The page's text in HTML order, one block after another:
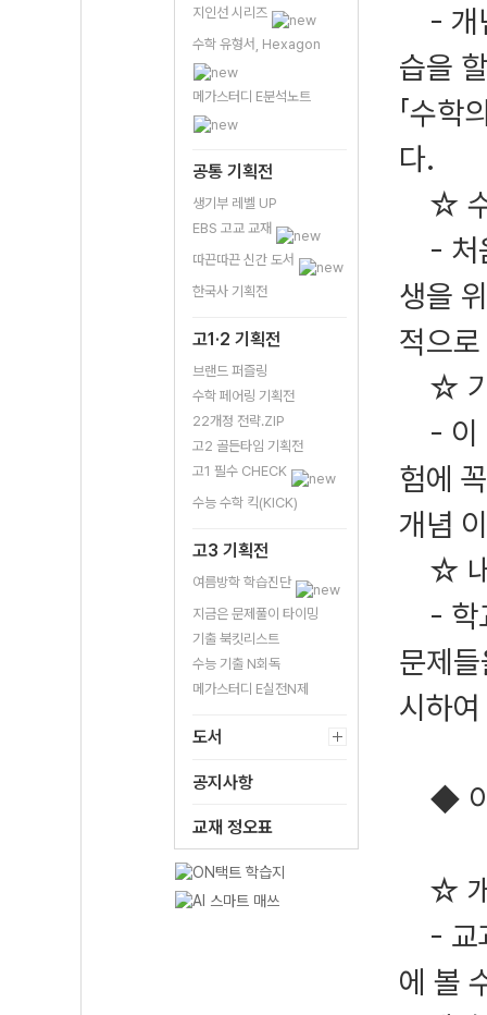
지인선 시리즈
수학 유형서, Hexagon
메가스터디 E분석노트
공통 기획전
생기부 레벨 UP
EBS 고교 교재
따끈따끈 신간 도서
한국사 기획전
고1·2 기획전
브랜드 퍼즐링
수학 페어링 기획전
22개정 전략.ZIP
고2 골든타임 기획전
고1 필수 CHECK
수능 수학 킥(KICK)
고3 기획전
여름방학 학습진단
지금은 문제풀이 타이밍
기출 북킷리스트
수능 기출 N회독
메가스터디 E실전N제
도서
공지사항
교재 정오표
- 개
습을
「수학
다.
☆ 수
- 처
생을
적으
☆ 기
- 이
험에
개념
☆ 내
- 학
문제
시하
◆ 이
☆ 개
- 교
에 볼